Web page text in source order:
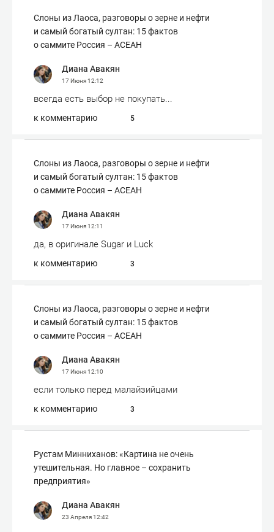
Слоны из Лаоса, разговоры о зерне и нефти
и самый богатый султан: 15 фактов
о саммите Россия – АСЕАН
Диана Авакян
17 Июня12:12
всегда есть выбор не покупать...
к комментарию 5
Слоны из Лаоса, разговоры о зерне и нефти
и самый богатый султан: 15 фактов
о саммите Россия – АСЕАН
Диана Авакян
17 Июня12:11
да, в оригинале Sugar и Luck
к комментарию 3
Слоны из Лаоса, разговоры о зерне и нефти
и самый богатый султан: 15 фактов
о саммите Россия – АСЕАН
Диана Авакян
17 Июня12:10
если только перед малайзийцами
к комментарию 3
Рустам Минниханов: «Картина не очень
утешительная. Но главное – сохранить
предприятия»
Диана Авакян
23 Апреля12:42